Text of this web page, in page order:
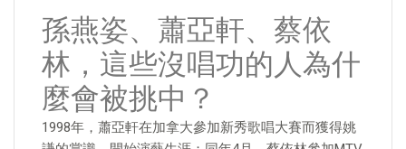
孫燕姿、蕭亞軒、蔡依
林，這些沒唱功的人為什
麼會被挑中？
1998年，蕭亞軒在加拿大參加新秀歌唱大賽而獲得姚